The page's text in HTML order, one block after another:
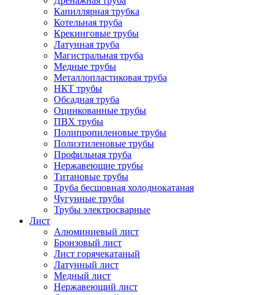
Капиллярная трубка
Котельная труба
Крекинговые трубы
Латунная труба
Магистральная труба
Медные трубы
Металлопластиковая труба
НКТ трубы
Обсадная труба
Оцинкованные трубы
ПВХ трубы
Полипропиленовые трубы
Полиэтиленовые трубы
Профильная труба
Нержавеющие трубы
Титановые трубы
Труба бесшовная холоднокатаная
Чугунные трубы
Трубы электросварные
Лист
Алюминиевый лист
Бронзовый лист
Лист горячекатаный
Латунный лист
Медный лист
Нержавеющий лист